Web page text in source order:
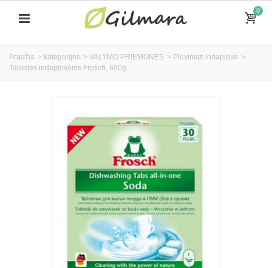
0
Pradžia > kategorijos > VALYMO PRIEMONĖS > Plovimas indaplove >
Tabletės indaplovėms Frosch, 600g